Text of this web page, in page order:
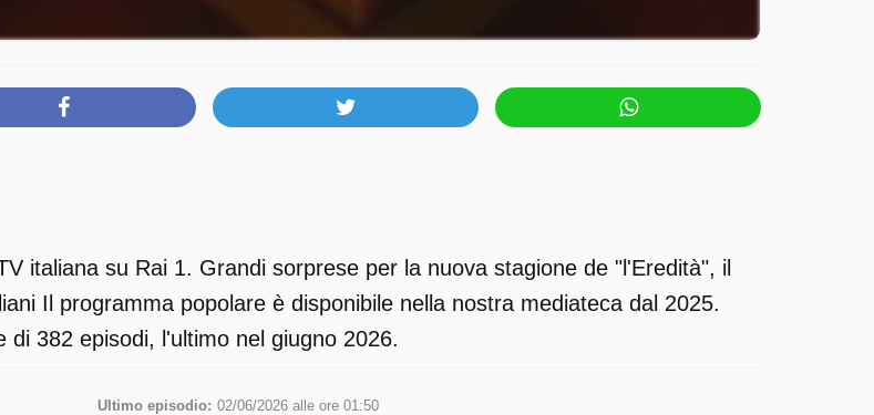
italiana su Rai 1. Grandi sorprese per la nuova stagione de "l'Eredità", il
Il programma popolare è disponibile nella nostra mediateca dal 2025.
382 episodi, l'ultimo nel giugno 2026.
Ultimo episodio: 02/06/2026 alle ore 01:50